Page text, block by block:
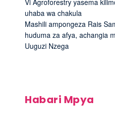
Vi Agroforestry yasema
uhaba wa chakula
Mashili ampongeza Rais
huduma za afya, achangia
Uuguzi Nzega
Habari Mpya